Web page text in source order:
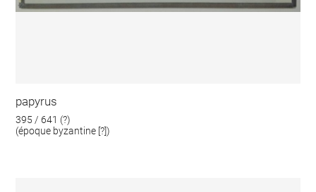
papyrus
395 / 641 (?)
(époque byzantine [?])